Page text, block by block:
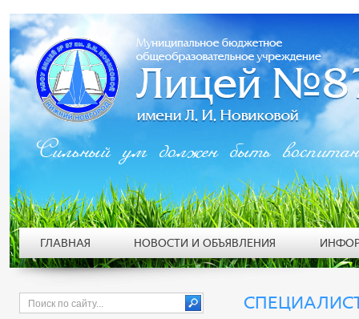
Сильный ум должен быть
ГЛАВНАЯ НОВОСТИ И ОБЪЯВЛЕНИЯ